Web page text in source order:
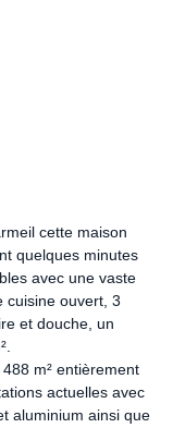
cette maison
quelques minutes
avec une vaste
cuisine ouvert, 3
et douche, un
m² entièrement
actuelles avec
aluminium ainsi que